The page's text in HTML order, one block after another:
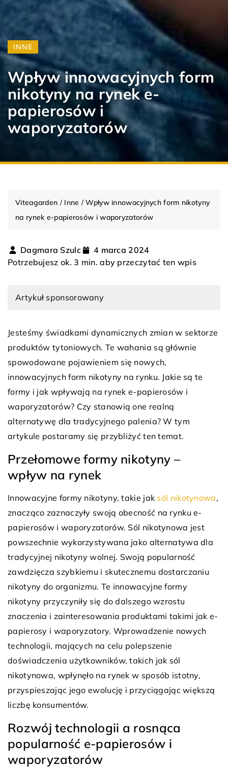
INNE
Wpływ innowacyjnych form
nikotyny na rynek e-
papierosów i
waporyzatorów
Viteagarden / Inne /Wpływ innowacyjnych form nikotyny
na rynek e-papierosów i waporyzatorów
Dagmara Szulc
4 marca 2024
Potrzebujesz ok. 3 min. aby przeczytać ten wpis
Artykuł sponsorowany
Jesteśmy świadkami dynamicznych zmian w sektorze
produktów tytoniowych. Te wahania są głównie
spowodowane pojawieniem się nowych,
innowacyjnych form nikotyny na rynku. Jakie są te
formy i jak wpływają na rynek e-papierosów i
waporyzatorów? Czy stanowią one realną
alternatywę dla tradycyjnego palenia? W tym
artykule postaramy się przybliżyć ten temat.
Przełomowe formy nikotyny –
wpływ na rynek
Innowacyjne formy nikotyny, takie jak sól nikotynowa,
znacząco zaznaczyły swoją obecność na rynku e-
papierosów i waporyzatorów. Sól nikotynowa jest
powszechnie wykorzystywana jako alternatywa dla
tradycyjnej nikotyny wolnej. Swoją popularność
zawdzięcza szybkiemu i skutecznemu dostarczaniu
nikotyny do organizmu. Te innowacyjne formy
nikotyny przyczyniły się do dalszego wzrostu
znaczenia i zainteresowania produktami takimi jak e-
papierosy i waporyzatory. Wprowadzenie nowych
technologii, mających na celu polepszenie
doświadczenia użytkowników, takich jak sól
nikotynowa, wpłynęło na rynek w sposób istotny,
przyspieszając jego ewolucję i przyciągając większą
liczbę konsumentów.
Rozwój technologii a rosnąca
popularność e-papierosów i
waporyzatorów